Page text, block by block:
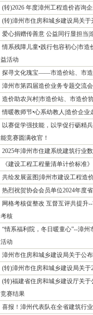
(转)2026 年度漳州工程造价咨询
(转)漳州市住房和城乡建设局关于
爱心捐赠传善意 公益同行显担当
情系残障儿童•践行包容初心|市
益活动
探寻文化瑰宝——市造价站、市
漳州市第四届造价业务专题交流
造价助农兴村|市造价站、市造价
情暖教师节•心系幼教人|造价企
以赛促学强技能，以学促行砺精
能竞赛圆满收官！
2025年漳州市住建系统建筑行业
《建设工程工程量清单计价标准
共绘发展蓝图|漳州市建设工程造
热烈祝贺协会会员单位2024年度
网格考核促整改 互督互评共提升
考核
“情系福利院，冬日暖童心”--漳
活动
漳州市住房和城乡建设局关于公
(转)漳州市住房和城乡建设局关
(转)福建省住房和城乡建设厅关
竞赛结果
喜报！漳州代表队在全省建筑行